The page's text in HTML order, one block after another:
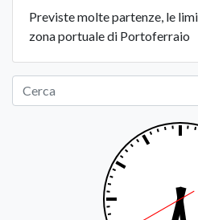
Previste molte partenze, le
zona portuale di Portoferraio